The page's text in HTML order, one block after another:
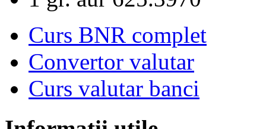
Curs BNR complet
Convertor valutar
Curs valutar banci